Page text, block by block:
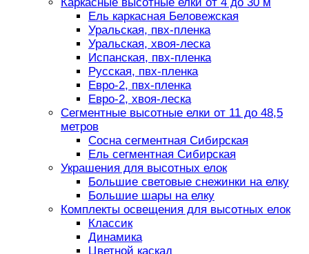
Ель каркасная Беловежская
Уральская, пвх-пленка
Уральская, хвоя-леска
Испанская, пвх-пленка
Русская, пвх-пленка
Евро-2, пвх-пленка
Евро-2, хвоя-леска
Сегментные высотные елки от 11 до 48,5
метров
Сосна сегментная Сибирская
Ель сегментная Сибирская
Украшения для высотных елок
Большие световые снежинки на елку
Большие шары на елку
Комплекты освещения для высотных елок
Классик
Динамика
Цветной каскад